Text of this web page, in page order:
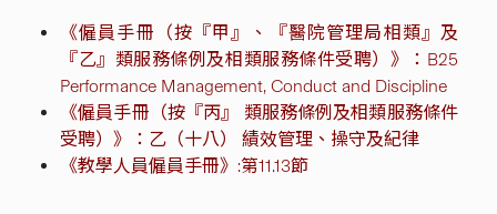
《僱員手冊（按『甲』、『醫院管理局相類』及
『乙』類服務條例及相類服務條件受聘）》：B25
Performance Management, Conduct and Discipline
《僱員手冊（按『丙』 類服務條例及相類服務條件
受聘）》：乙（十八） 績效管理、操守及紀律
《教學人員僱員手冊》:第11.13節